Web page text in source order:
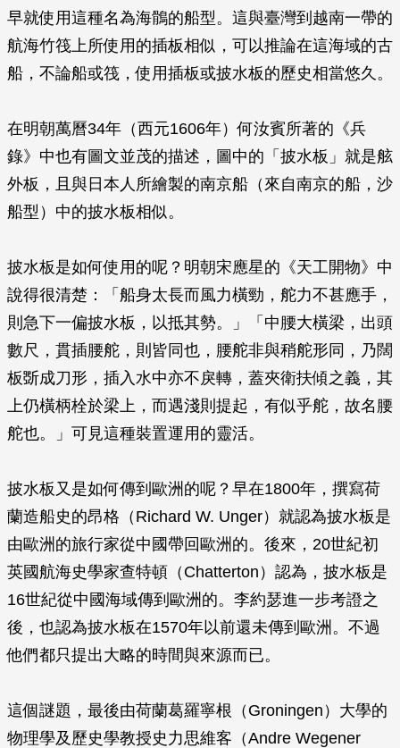
早就使用這種名為海鶻的船型。這與臺灣到越南一帶的
航海竹筏上所使用的插板相似，可以推論在這海域的古
船，不論船或筏，使用插板或披水板的歷史相當悠久。
在明朝萬曆34年（西元1606年）何汝賓所著的《兵
錄》中也有圖文並茂的描述，圖中的「披水板」就是舷
外板，且與日本人所繪製的南京船（來自南京的船，沙
船型）中的披水板相似。
披水板是如何使用的呢？明朝宋應星的《天工開物》中
說得很清楚：「船身太長而風力橫勁，舵力不甚應手，
則急下一偏披水板，以抵其勢。」「中腰大橫梁，出頭
數尺，貫插腰舵，則皆同也，腰舵非與稍舵形同，乃闊
板斲成刀形，插入水中亦不戾轉，蓋夾衛扶傾之義，其
上仍橫柄栓於梁上，而遇淺則提起，有似乎舵，故名腰
舵也。」可見這種裝置運用的靈活。
披水板又是如何傳到歐洲的呢？早在1800年，撰寫荷
蘭造船史的昂格（Richard W. Unger）就認為披水板是
由歐洲的旅行家從中國帶回歐洲的。後來，20世紀初
英國航海史學家查特頓（Chatterton）認為，披水板是
16世紀從中國海域傳到歐洲的。李約瑟進一步考證之
後，也認為披水板在1570年以前還未傳到歐洲。不過
他們都只提出大略的時間與來源而已。
這個謎題，最後由荷蘭葛羅寧根（Groningen）大學的
物理學及歷史學教授史力思維客（Andre Wegener